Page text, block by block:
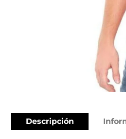
Descripción